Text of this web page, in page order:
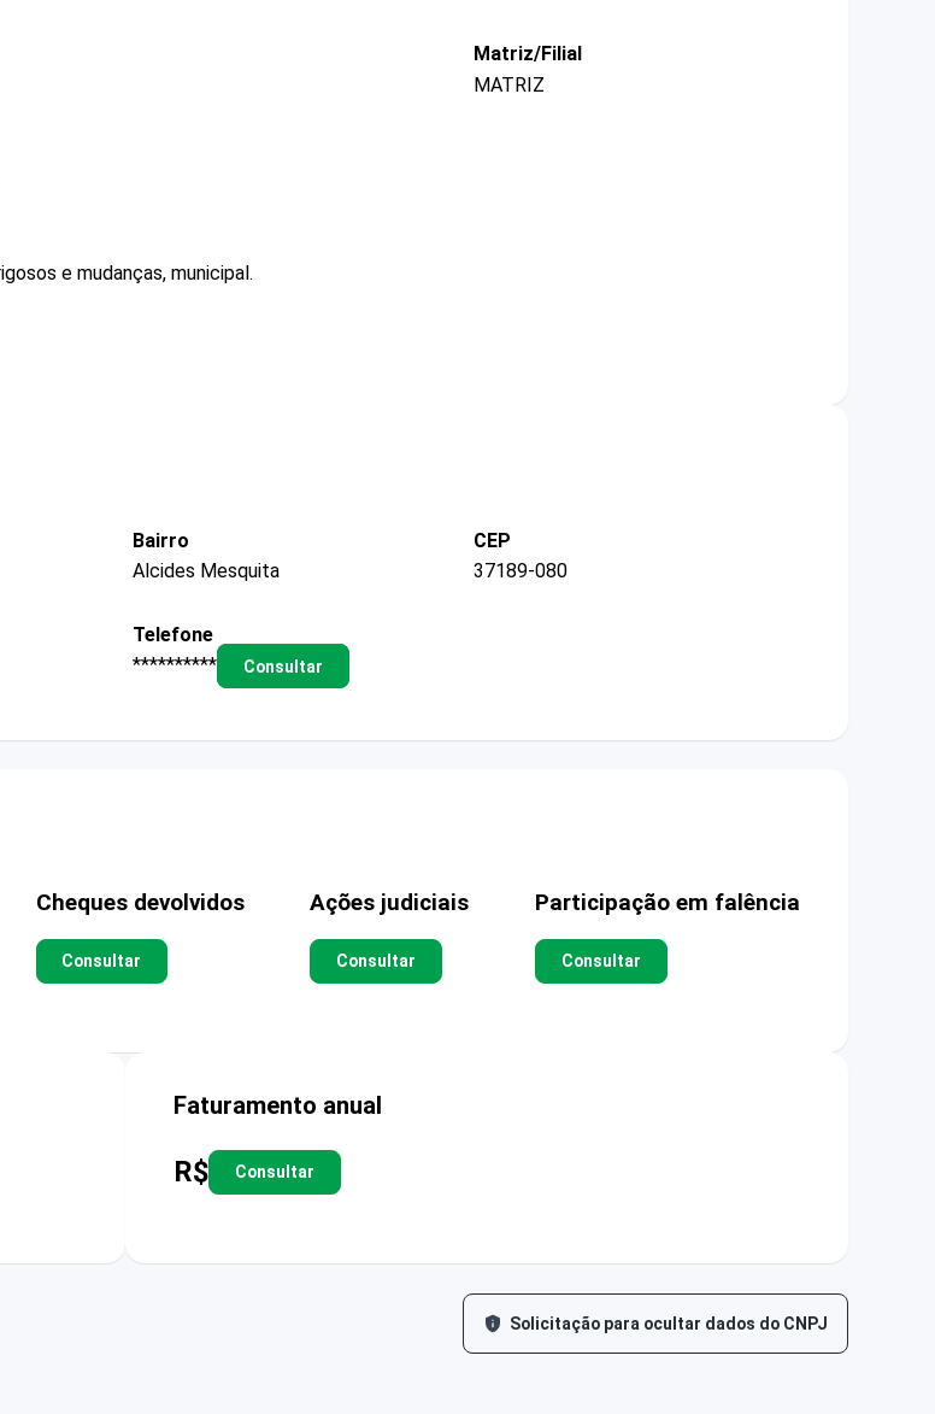
Matriz/Filial
MATRIZ
e mudanças, municipal.
Bairro
Alcides Mesquita
CEP
37189-080
Telefone
**********
Consultar
Cheques devolvidos
Consultar
Ações judiciais
Consultar
Participação em falência
Consultar
Faturamento anual
R$ Consultar
Solicitação para ocultar dados do CNPJ